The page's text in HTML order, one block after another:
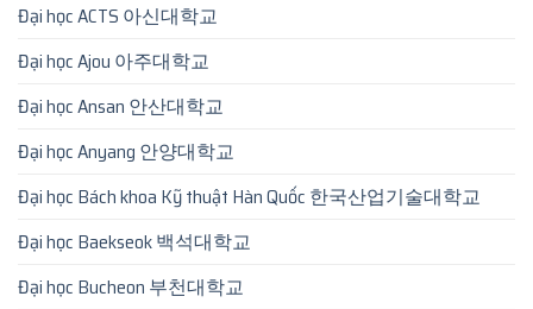
Đại học ACTS 아신대학교
Đại học Ajou 아주대학교
Đại học Ansan 안산대학교
Đại học Anyang 안양대학교
Đại học Bách khoa Kỹ thuật Hàn Quốc 한국산업기술대학교
Đại học Baekseok 백석대학교
Đại học Bucheon 부천대학교